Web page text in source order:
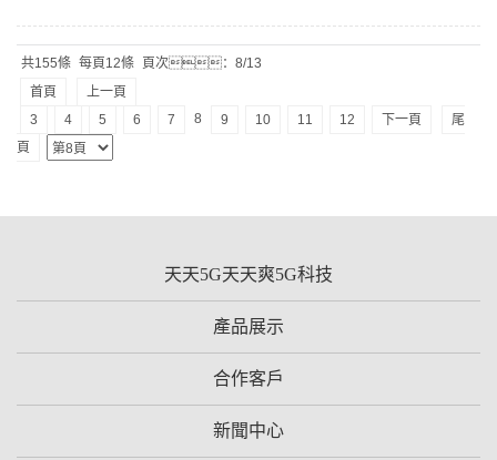
共155條 每頁12條
頁次：8/13
首頁
上一頁
3
4 5 6 7 8 9 10 11 12 下一頁
尾
頁
天天5G天天爽5G科技
產品展示
合作客戶
新聞中心